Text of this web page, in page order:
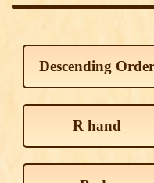
Descending Order
R hand